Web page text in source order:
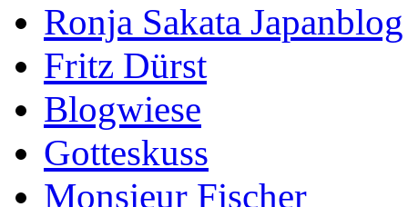
Ronja Sakata Japanblog
Fritz Dürst
Blogwiese
Gotteskuss
Monsieur Fischer